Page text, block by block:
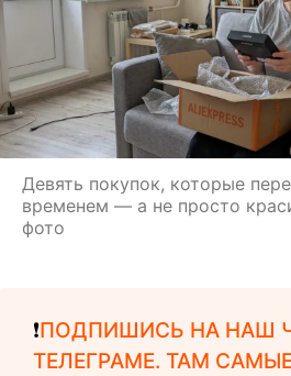
Девять покупок, которые
временем — а не просто
фото
❗️ПОДПИШИСЬ НА НАШ
ТЕЛЕГРАМЕ. ТАМ